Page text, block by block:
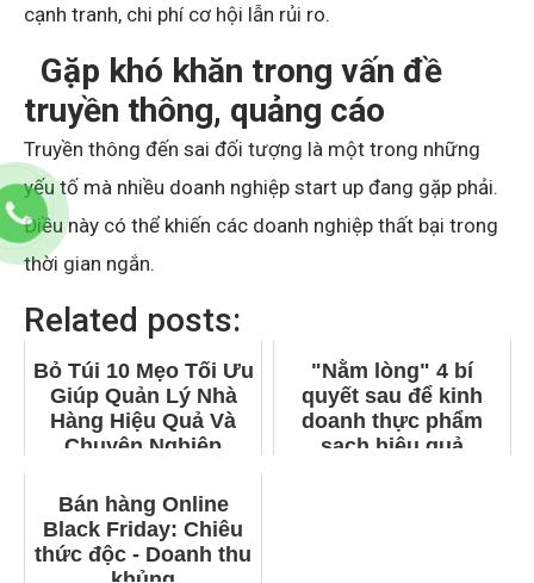
cạnh tranh, chi phí cơ hội lẫn rủi ro.
Gặp khó khăn trong vấn đề
truyền thông, quảng cáo
Truyền thông đến sai đối tượng là một trong những
yếu tố mà nhiều doanh nghiệp start up đang gặp phải.
Điều này có thể khiến các doanh nghiệp thất bại trong
thời gian ngắn.
Related posts:
Bỏ Túi 10 Mẹo Tối Ưu
Giúp Quản Lý Nhà
Hàng Hiệu Quả Và
Chuyên Nghiệp
"Nằm lòng" 4 bí
quyết sau để kinh
doanh thực phẩm
sạch hiệu quả
Bán hàng Online
Black Friday: Chiêu
thức độc - Doanh thu